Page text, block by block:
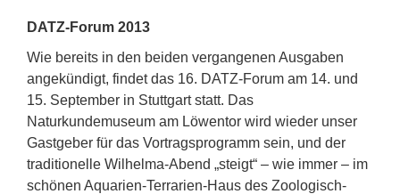
DATZ-Forum 2013
Wie bereits in den beiden vergangenen Ausgaben
angekündigt, findet das 16. DATZ-Forum am 14. und
15. September in Stuttgart statt. Das
Naturkundemuseum am Löwentor wird wieder unser
Gastgeber für das Vortragsprogramm sein, und der
traditionelle Wilhelma-Abend „steigt“ – wie immer – im
schönen Aquarien-Terrarien-Haus des Zoologisch-